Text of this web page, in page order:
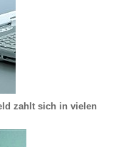
zahlt sich in vielen